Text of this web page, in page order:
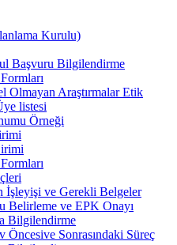
Kurulu)
Başvuru Bilgilendirme
Olmayan Araştırmalar Etik
listesi
Örneği
İşleyişi ve Gerekli Belgeler
Belirleme ve EPK Onayı
Bilgilendirme
Öncesive Sonrasındaki Süreç